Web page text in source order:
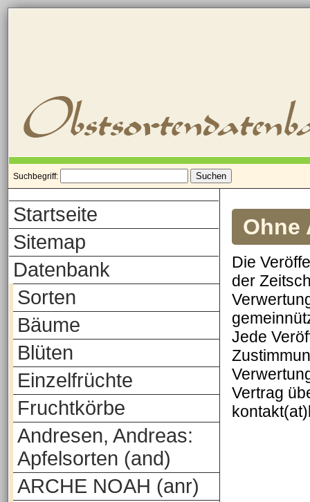
Suchbegriff:
Startseite
Sitemap
Datenbank
Sorten
Bäume
Blüten
Einzelfrüchte
Fruchtkörbe
Andresen, Andreas:
Apfelsorten (and)
ARCHE NOAH (anr)
Ohne
Die
der
Jede
Vertrag